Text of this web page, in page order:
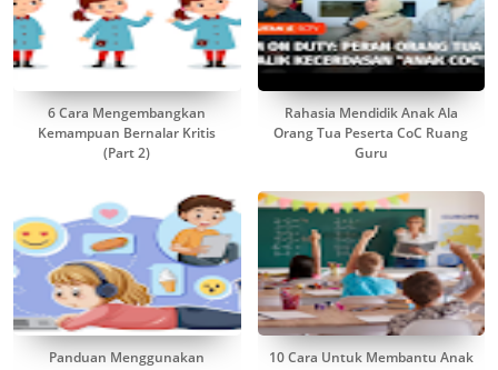
6 Cara Mengembangkan
Kemampuan Bernalar Kritis
(Part 2)
Rahasia Mendidik Anak Ala
Orang Tua Peserta CoC Ruang
Guru
Panduan Menggunakan
10 Cara Untuk Membantu Anak